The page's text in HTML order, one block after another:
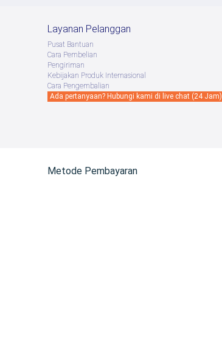
Layanan Pelanggan
Pusat Bantuan
Cara Pembelian
Pengiriman
Kebijakan Produk Internasional
Cara Pengembalian
Ada pertanyaan? Hubungi kami di live chat (24 Jam)
Metode Pembayaran